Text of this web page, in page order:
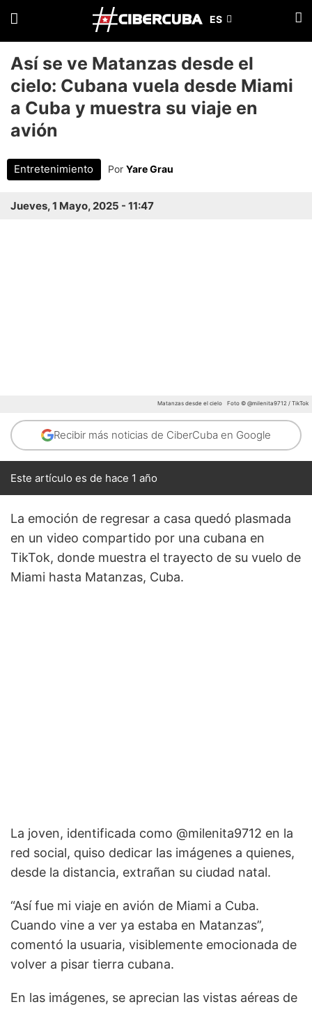
Así se ve Matanzas desde el
cielo: Cubana vuela desde Miami
a Cuba y muestra su viaje en
avión
Entretenimiento Por Yare Grau
Jueves, 1 Mayo, 2025 - 11:47
Matanzas desde el cielo Foto © @milenita9712 / TikTok
Recibir más noticias de CiberCuba en Google
Este artículo es de hace 1 año
La emoción de regresar a casa quedó plasmada
en un video compartido por una cubana en
TikTok, donde muestra el trayecto de su vuelo de
Miami hasta Matanzas, Cuba.
La joven, identificada como @milenita9712 en la
red social, quiso dedicar las imágenes a quienes,
desde la distancia, extrañan su ciudad natal.
“Así fue mi viaje en avión de Miami a Cuba.
Cuando vine a ver ya estaba en Matanzas”,
comentó la usuaria, visiblemente emocionada de
volver a pisar tierra cubana.
En las imágenes, se aprecian las vistas aéreas de